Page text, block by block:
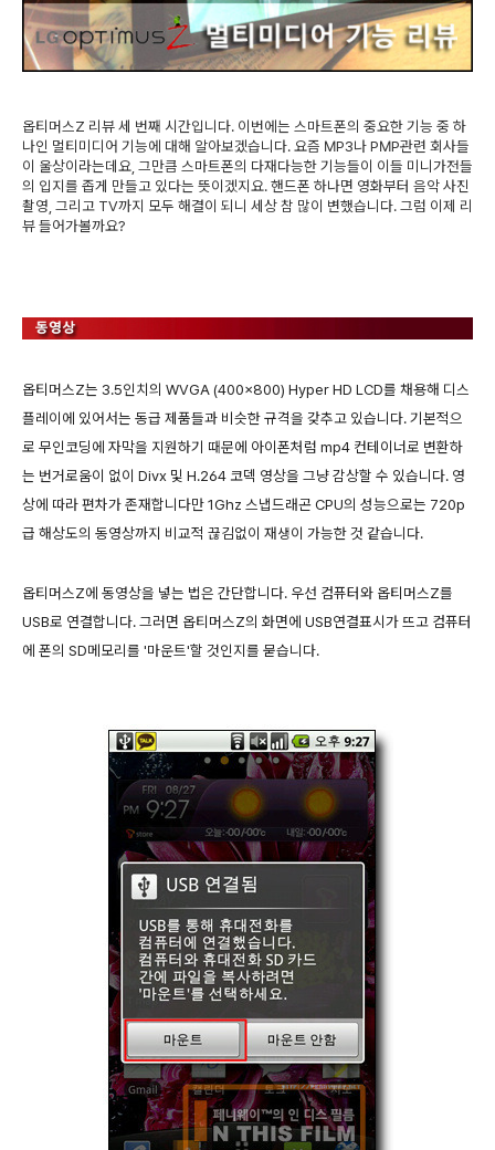
옵티머스Z 리뷰 세 번째 시간입니다. 이번에는 스마트폰의 중요한 기능 중 하
나인 멀티미디어 기능에 대해 알아보겠습니다. 요즘 MP3나 PMP관련 회사들
이 울상이라는데요, 그만큼 스마트폰의 다재다능한 기능들이 이들 미니가전들
의 입지를 좁게 만들고 있다는 뜻이겠지요. 핸드폰 하나면 영화부터 음악 사진
촬영, 그리고 TV까지 모두 해결이 되니 세상 참 많이 변했습니다. 그럼 이제 리
뷰 들어가볼까요?
옵티머스Z는 3.5인치의 WVGA (400x800) Hyper HD LCD를 채용해 디스
플레이에 있어서는 동급 제품들과 비슷한 규격을 갖추고 있습니다. 기본적으
로 무인코딩에 자막을 지원하기 때문에 아이폰처럼 mp4 컨테이너로 변환하
는 번거로움이 없이 Divx 및 H.264 코덱 영상을 그냥 감상할 수 있습니다. 영
상에 따라 편차가 존재합니다만 1Ghz 스냅드래곤 CPU의 성능으로는 720p
급 해상도의 동영상까지 비교적 끊김없이 재생이 가능한 것 같습니다.
옵티머스Z에 동영상을 넣는 법은 간단합니다. 우선 컴퓨터와 옵티머스Z를
USB로 연결합니다. 그러면 옵티머스Z의 화면에 USB연결표시가 뜨고 컴퓨터
에 폰의 SD메모리를 '마운트'할 것인지를 묻습니다.